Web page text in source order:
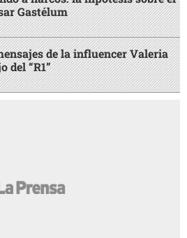
Gastélum
de la influencer Valeria
del “R1”